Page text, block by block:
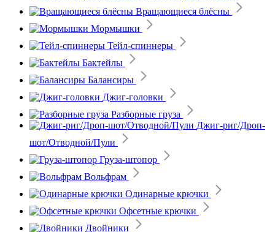
Вращающиеся блёсны
Мормышки
Тейл-спиннеры
Бактейлы
Балансиры
Джиг-головки
Разборные груза
Джиг-риг/Дроп-
шот/Отводной/Пули
Груза-штопор
Вольфрам
Одинарные крючки
Офсетные крючки
Двойники